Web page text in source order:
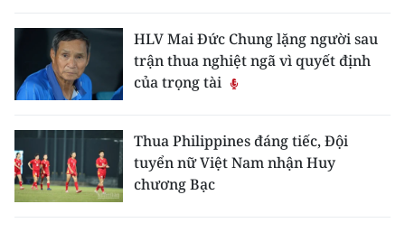
MEDIA CENTER
E-Magazine
Video
Media Chính trị
Media Kinh tế
HLV Mai Đức Chung lặng người sau
trận thua nghiệt ngã vì quyết định
của trọng tài
Thua Philippines đáng tiếc, Đội
tuyển nữ Việt Nam nhận Huy
chương Bạc